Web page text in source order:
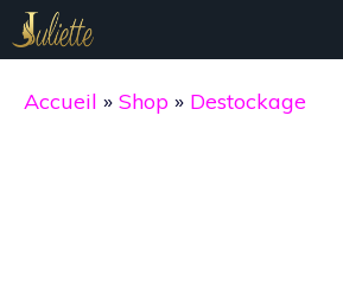
Aller
au
contenu
Accueil » Shop » Destockage